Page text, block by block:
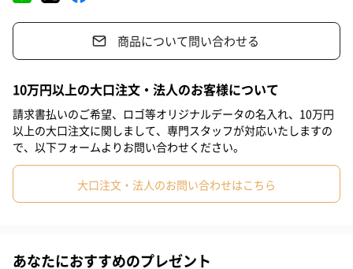
ライラックピンク
ラベンダー
ミモザ（数量限定）
お手入れ不要で長く楽しむことができます
#記念日 #お礼
#女子高校生 #女子中学生 #小学生高学年の女の子
#義父 #部下女性 #部下男性 #甥 #姪 #娘 #彼女
#妹 #同僚男性 #同僚女性 #上司女性 #祖父 #祖母
#10代 #20代前半 #20代後半 #30代 #40代 #50代
商品について問い合わせる
10万円以上の大口注文・法人のお客様について
請求書払いのご希望、ロゴ等オリジナルデータの名入れ、10万円
以上の大口注文に関しまして、専門スタッフが対応いたしますの
で、以下フォームよりお問い合わせください。
大口注文・法人のお問い合わせはこちら
あなたにおすすめのプレゼント